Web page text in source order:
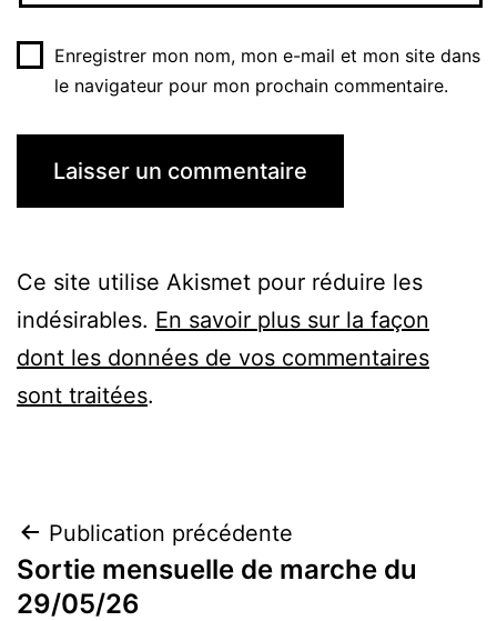
Enregistrer mon nom, mon e-mail et mon site dans
le navigateur pour mon prochain commentaire.
Ce site utilise Akismet pour réduire les
indésirables. En savoir plus sur la façon
dont les données de vos commentaires
sont traitées.
Navigation
de
Publication précédente
Sortie mensuelle de marche du
29/05/26